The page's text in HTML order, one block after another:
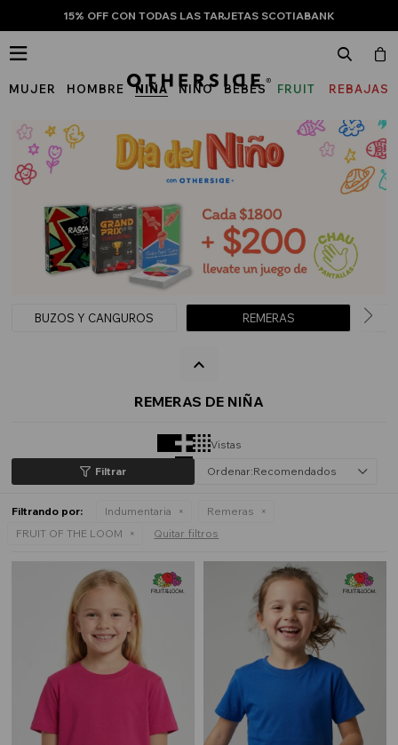
15% OFF CON TODAS LAS TARJETAS SCOTIABANK
MUJER HOMBRE NIÑA NIÑO BEBÉS
FRUIT
THE
LOOM
REBAJAS

BUZOS Y CANGUROS REMERAS
REMERAS DE NIÑA
Vistas
Recomendados
Filtrando por: Indumentaria
Remeras
FRUIT OF THE LOOM
Quitar filtros